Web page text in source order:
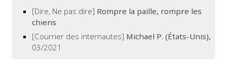
[Dire, Ne pas dire] Rompre la paille, rompre les
chiens
[Courrier des internautes] Michael P. (États-Unis),
03/2021